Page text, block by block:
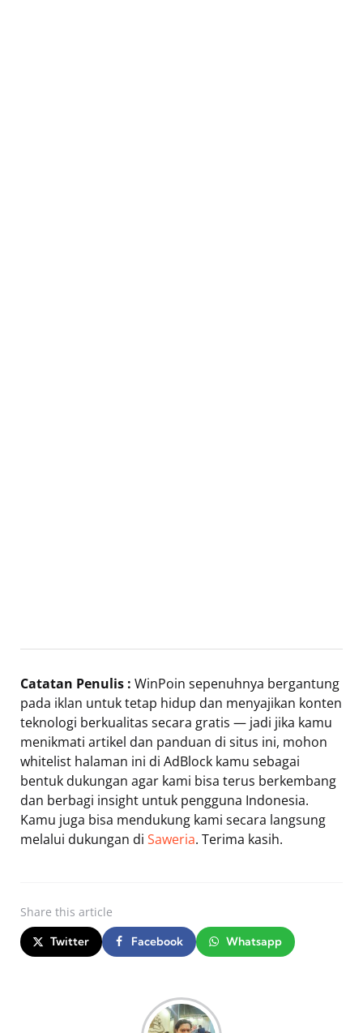
Catatan Penulis : WinPoin sepenuhnya bergantung
pada iklan untuk tetap hidup dan menyajikan konten
teknologi berkualitas secara gratis — jadi jika kamu
menikmati artikel dan panduan di situs ini, mohon
whitelist halaman ini di AdBlock kamu sebagai
bentuk dukungan agar kami bisa terus berkembang
dan berbagi insight untuk pengguna Indonesia.
Kamu juga bisa mendukung kami secara langsung
melalui dukungan di Saweria. Terima kasih.
Share this article
Twitter Facebook Whatsapp